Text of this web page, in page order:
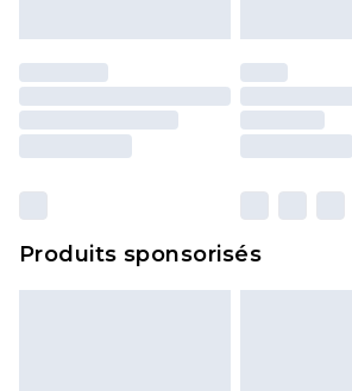
essayées en intérieur. Les
y compris le linge de lit, les
surmatelas et les oreillers,
n'affecte pas vos droits statutaires.
politique de retour.
Produits sponsorisés